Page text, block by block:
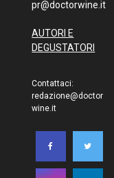
pr@doctorwine.it
AUTORI E
DEGUSTATORI
Contattaci:
redazione@doctor
wine.it